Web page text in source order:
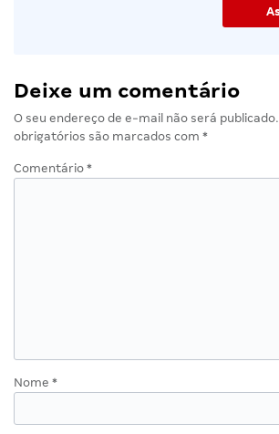
Deixe um comentário
O seu endereço de e-mail não será publicado.
obrigatórios são marcados com *
Comentário *
Nome *